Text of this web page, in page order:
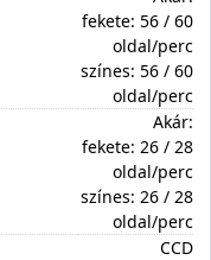
fekete: 56 / 60
oldal/perc
színes: 56 / 60
oldal/perc
Akár:
fekete: 26 / 28
oldal/perc
színes: 26 / 28
oldal/perc
CCD